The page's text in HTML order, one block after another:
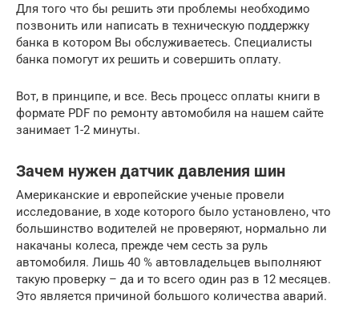
Для того что бы решить эти проблемы необходимо
позвонить или написать в техническую поддержку
банка в котором Вы обслуживаетесь. Специалисты
банка помогут их решить и совершить оплату.
Вот, в принципе, и все. Весь процесс оплаты книги в
формате PDF по ремонту автомобиля на нашем сайте
занимает 1-2 минуты.
Зачем нужен датчик давления шин
Американские и европейские ученые провели
исследование, в ходе которого было установлено, что
большинство водителей не проверяют, нормально ли
накачаны колеса, прежде чем сесть за руль
автомобиля. Лишь 40 % автовладельцев выполняют
такую проверку – да и то всего один раз в 12 месяцев.
Это является причиной большого количества аварий.